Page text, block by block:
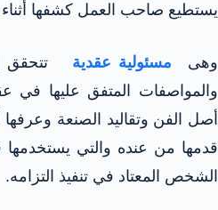
يستطيع صاحب العمل كشفها أثناء
وهى مسئولية عقدية
تتحقق
والمواصفات المتفق عليها في
أصل الفن وتقاليد الصنعة
قدمها من عنده والتي
الشخص المعتاد في تنفيذ التزامه.